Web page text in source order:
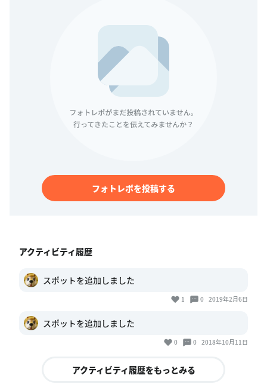
フォトレポを投稿する
アクティビティ履歴
スポットを追加しました
1 0 2019年2月6日
スポットを追加しました
0 0 2018年10月11日
アクティビティ履歴をもっとみる